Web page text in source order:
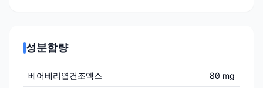
성분함량
베어베리엽건조엑스 80 mg